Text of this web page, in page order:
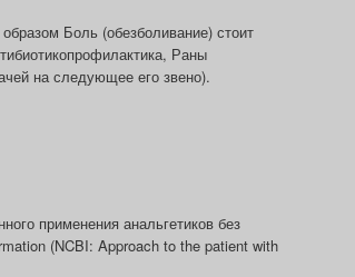
Боль (обезболивание) стоит
Раны
на следующее его звено).
применения анальгетиков без
(NCBI: Approach to the patient with